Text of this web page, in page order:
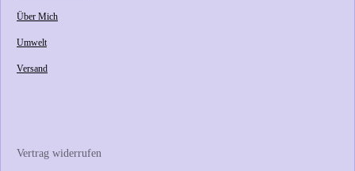
Über Mich
Umwelt
Versand
Vertrag widerrufen